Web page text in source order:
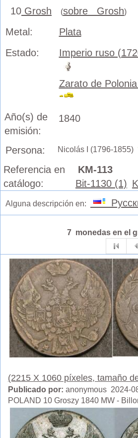
10 Grosh (sobre Grosh)
Metal:
Plata
Estado:
Imperio ruso
Zarato de
Año(s) de
emisión:
1840
Persona: Nicolás I (1796-1855)
Referencia en
catálogo:
KM-113
Bit-1130 (1)
Alguna descripción en:
7 monedas en el
(2215 X 1060 píxeles, tamaño
Publicado por: anonymous 2024-
POLAND 10 Groszy 1840 MW -